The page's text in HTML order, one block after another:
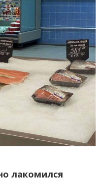
лакомился